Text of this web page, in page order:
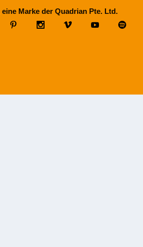
eine Marke der Quadrian Pte. Ltd.